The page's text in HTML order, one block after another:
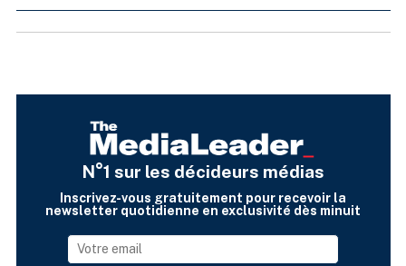
N°1 sur les décideurs médias
Inscrivez-vous gratuitement pour recevoir la
newsletter quotidienne en exclusivité dès minuit